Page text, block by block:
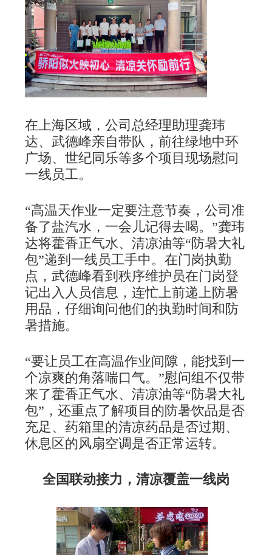
在上海区域，公司总经理助理龚玮
达、武德峰亲自带队，前往绿地中环
广场、世纪同乐等多个项目现场慰问
一线员工。
“高温天作业一定要注意节奏，公司准
备了盐汽水，一会儿记得去喝。”龚玮
达将藿香正气水、清凉油等“防暑大礼
包”递到一线员工手中。在门岗执勤
点，武德峰看到秩序维护员在门岗登
记出入人员信息，连忙上前递上防暑
用品，仔细询问他们的执勤时间和防
暑措施。
“要让员工在高温作业间隙，能找到一
个凉爽的角落喘口气。”慰问组不仅带
来了藿香正气水、清凉油等“防暑大礼
包”，还重点了解项目的防暑饮品是否
充足、药箱里的清凉药品是否过期、
休息区的风扇空调是否正常运转。
全国联动接力，清凉覆盖一线岗